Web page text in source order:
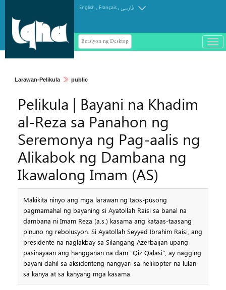
English . Français.فارسی
Bersiyon ng Desktop
باز
و
Larawan-Pelikula public
Pelikula | Bayani na Khadim
al-Reza sa Panahon ng
Seremonya ng Pag-aalis ng
Alikabok ng Dambana ng
Ikawalong Imam (AS)
Makikita ninyo ang mga larawan ng taos-pusong
pagmamahal ng bayaning si Ayatollah Raisi sa banal na
dambana ni Imam Reza (a.s.) kasama ang kataas-taasang
pinuno ng rebolusyon. Si Ayatollah Seyyed Ibrahim Raisi, ang
presidente na naglakbay sa Silangang Azerbaijan upang
pasinayaan ang hangganan na dam "Qiz Qalasi", ay nagging
bayani dahil sa aksidenteng nangyari sa helikopter na lulan
sa kanya at sa kanyang mga kasama.